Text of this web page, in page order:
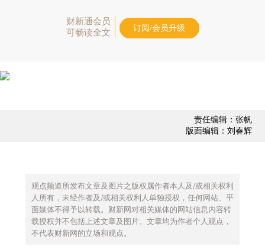
财新通会员
可畅读全文
订阅/会员升级
责任编辑：张帆
版面编辑：刘春辉
观点频道所发布文章及图片之版权属作者本人及/或相关权利
人所有，未经作者及/或相关权利人单独授权，任何网站、平
面媒体不得予以转载。财新网对相关媒体的网站信息内容转
载授权并不包括上述文章及图片。文章均为作者个人观点，
不代表财新网的立场和观点。